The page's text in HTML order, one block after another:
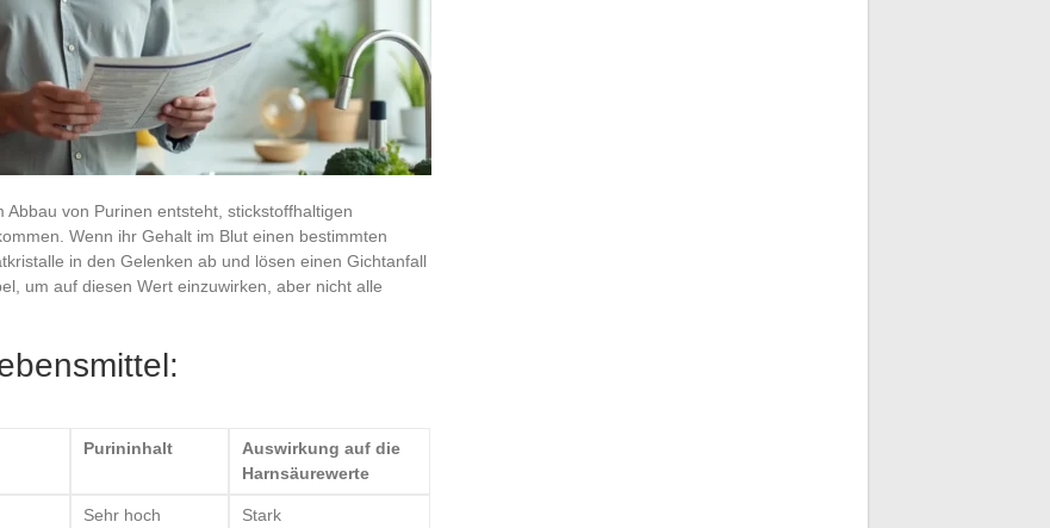
von Purinen entsteht, stickstoffhaltigen
Wenn ihr Gehalt im Blut einen bestimmten
in den Gelenken ab und lösen einen Gichtanfall
um auf diesen Wert einzuwirken, aber nicht alle
Purininhalt
Auswirkung auf die
Harnsäurewerte
Sehr hoch Stark